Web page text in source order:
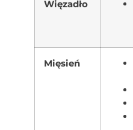
Więzadło
Mięsień